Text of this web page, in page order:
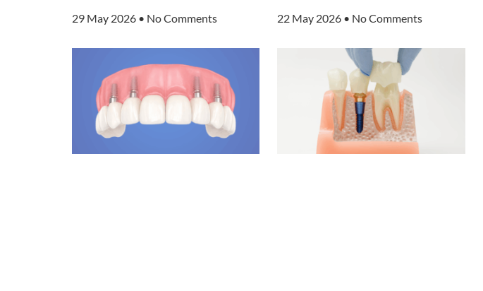
29 May 2026 No Comments 22 May 2026 No Comments